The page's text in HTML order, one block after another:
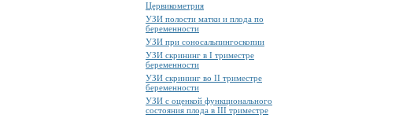
Цервикометрия
УЗИ полости матки и плода по
беременности
УЗИ при соносальпингоскопии
УЗИ скрининг в I триместре
беременности
УЗИ скрининг во II триместре
беременности
УЗИ с оценкой функционального
состояния плода в III триместре